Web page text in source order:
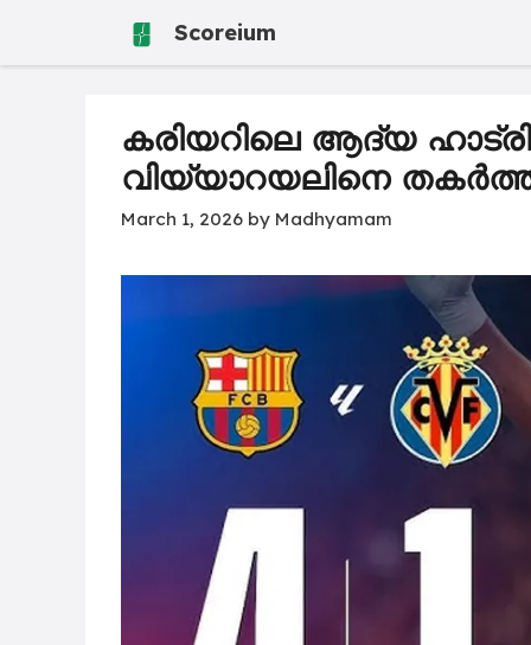
Scoreium
കരിയറിലെ ആദ്യ
വിയ്യാറയലിനെ
March 1, 2026 by Madhyamam